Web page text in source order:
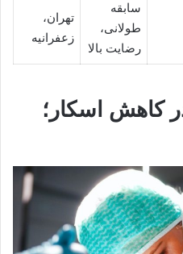
سابقه
طولانی،
رضایت بالا
تهران،
زعفرانیه
کاهش اسکار؛